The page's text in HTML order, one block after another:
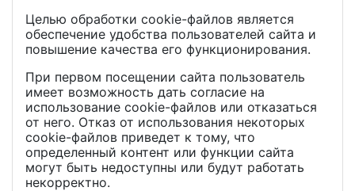
Целью обработки cookie-файлов является
обеспечение удобства пользователей сайта и
повышение качества его функционирования.
При первом посещении сайта пользователь
имеет возможность дать согласие на
использование cookie-файлов или отказаться
от него. Отказ от использования некоторых
cookie-файлов приведет к тому, что
определенный контент или функции сайта
могут быть недоступны или будут работать
некорректно.